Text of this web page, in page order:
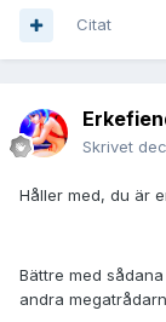
Citat
Skrivet
Håller med, du är
Bättre med
andra